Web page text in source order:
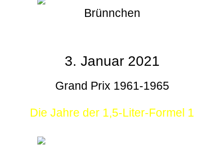
Brünnchen
3. Januar 2021
Grand Prix 1961-1965
Die Jahre der 1,5-Liter-Formel 1